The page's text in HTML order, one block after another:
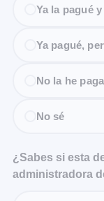
Ya la pagué
Ya pagué,
No la he
No sé
¿Sabes si esta
administradora